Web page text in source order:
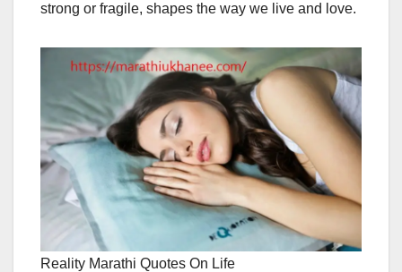
strong or fragile, shapes the way we live and love.
Reality Marathi Quotes On Life